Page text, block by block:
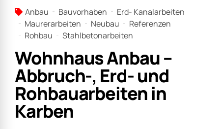
Anbau Bauvorhaben
Erd- Kanalarbeiten
Maurerarbeiten
Neubau
Referenzen
Rohbau
Stahlbetonarbeiten
Wohnhaus Anbau –
Abbruch-, Erd- und
Rohbauarbeiten in
Karben